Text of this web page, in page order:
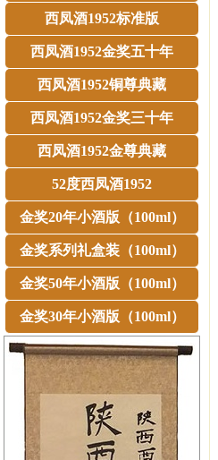
西凤酒1952标准版
西凤酒1952金奖五十年
西凤酒1952铜尊典藏
西凤酒1952金奖三十年
西凤酒1952金尊典藏
52度西凤酒1952
金奖20年小酒版（100ml）
金奖系列礼盒装（100ml）
金奖50年小酒版（100ml）
金奖30年小酒版（100ml）